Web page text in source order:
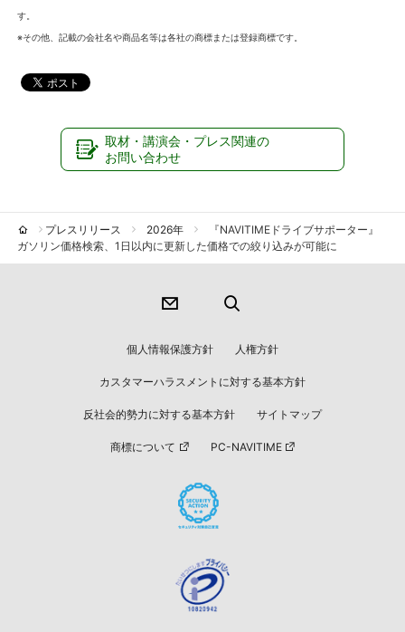
す。
※その他、記載の会社名や商品名等は各社の商標または登録商標です。
取材・講演会・プレス関連の
お問い合わせ
プレスリリース 2026年
『NAVITIMEドライブサポーター』
ガソリン価格検索、1日以内に更新した価格での絞り込みが可能に
個人情報保護方針 人権方針
カスタマーハラスメントに対する基本方針
反社会的勢力に対する基本方針 サイトマップ
商標について PC-NAVITIME